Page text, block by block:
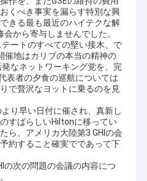
くべき事実を漏らす特別な興
きる最も最近のハイテクな解
から寄与しませんでした。
ートのすべての堅い接木、で
催地はカリブの本当の精神の
なネットワーキング党を、完
表者の夕食の巡航については
で贅沢なヨットに乗るのを見
り早い日付に催され、真新し
すばらしいHiltonに移ってい
ら、アメリカ大陸第3 GHIの会
約すること確実でであって下
の次の問題の会議の内容につ